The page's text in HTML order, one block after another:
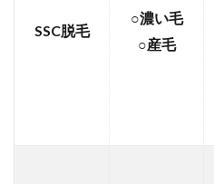
SSC脱毛
○濃い毛
○産毛